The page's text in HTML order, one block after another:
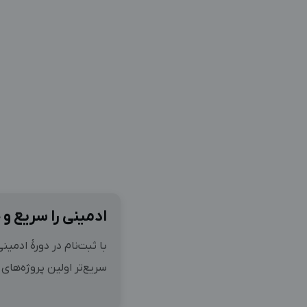
ادمینی را سریع
با ثبت‌نام در دورهٔ
سریع‌تر اولین